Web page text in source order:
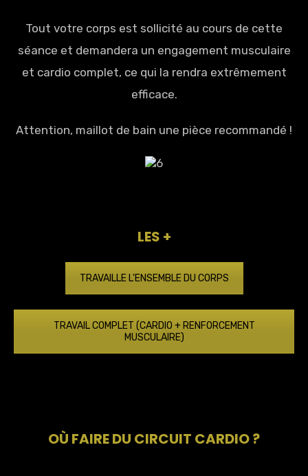
Tout votre corps est sollicité au cours de cette
séance et demandera un engagement musculaire
et cardio complet, ce qui la rendra extrêmement
efficace.
Attention, maillot de bain une pièce recommandé !
LES +
TRAVAILLE L'ENSEMBLE DU CORPS
TRAVAIL COMPLET (CARDIO + RENFORCEMENT
MUSCULAIRE)
OÙ FAIRE DU CIRCUIT CARDIO ?